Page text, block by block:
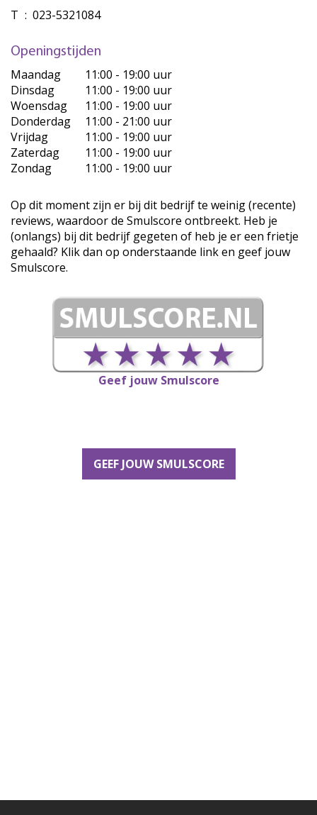
T : 023-5321084
Openingstijden
Maandag
11:00 - 19:00 uur
Dinsdag
11:00 - 19:00 uur
Woensdag
11:00 - 19:00 uur
Donderdag
11:00 - 21:00 uur
Vrijdag
11:00 - 19:00 uur
Zaterdag
11:00 - 19:00 uur
Zondag
11:00 - 19:00 uur
Op dit moment zijn er bij dit bedrijf te weinig (recente)
reviews, waardoor de Smulscore ontbreekt. Heb je
(onlangs) bij dit bedrijf gegeten of heb je er een frietje
gehaald? Klik dan op onderstaande link en geef jouw
Smulscore.
Geef jouw Smulscore
GEEF JOUW SMULSCORE